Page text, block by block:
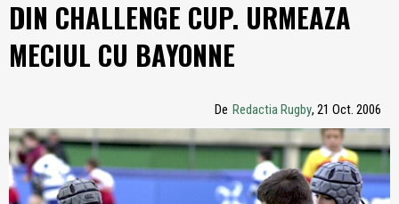
DIN CHALLENGE CUP. URMEAZA
MECIUL CU BAYONNE
De Redactia Rugby, 21 Oct. 2006